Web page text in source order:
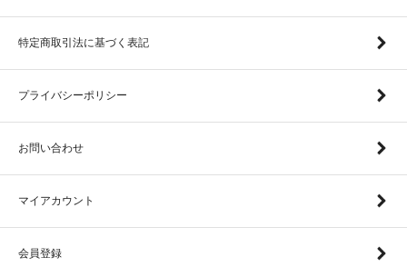
特定商取引法に基づく表記
プライバシーポリシー
お問い合わせ
マイアカウント
会員登録